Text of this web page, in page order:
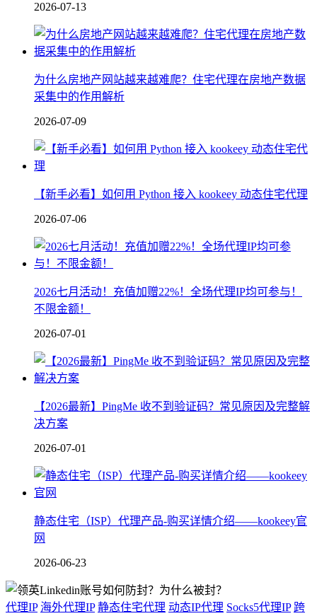
2026-07-13
为什么房地产网站越来越难爬？住宅代理在房地产数据
采集中的作用解析
2026-07-09
【新手必看】如何用 Python 接入 kookeey 动态住宅代理
2026-07-06
2026七月活动！充值加赠22%！全场代理IP均可参与！
不限金额！
2026-07-01
【2026最新】PingMe 收不到验证码？常见原因及完整解
决方案
2026-07-01
静态住宅（ISP）代理产品-购买详情介绍——kookeey官
网
2026-06-23
代理IP 海外代理IP 静态住宅代理 动态IP代理 Socks5代理IP 跨